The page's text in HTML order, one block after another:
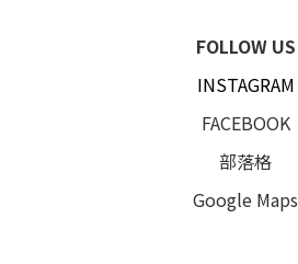
FOLLOW US
INSTAGRAM
FACEBOOK
部落格
Google Maps